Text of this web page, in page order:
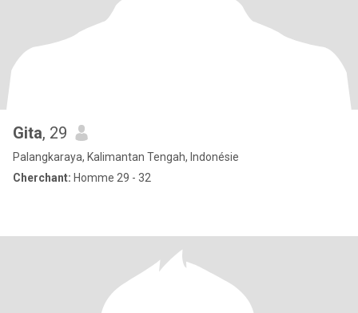
Gita, 29
Palangkaraya, Kalimantan Tengah, Indonésie
Cherchant: Homme 29 - 32